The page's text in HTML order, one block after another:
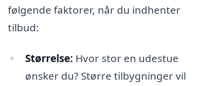
følgende faktorer, når du indhenter
tilbud:
Størrelse: Hvor stor en udestue
ønsker du? Større tilbygninger vil